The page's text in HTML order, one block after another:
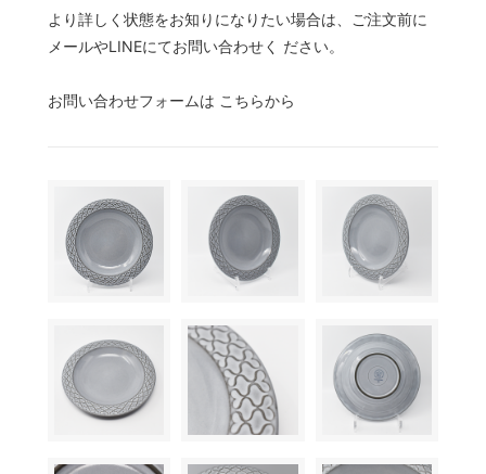
より詳しく状態をお知りになりたい場合は、ご注文前に
メールやLINEにてお問い合わせく ださい。
お問い合わせフォームは こちらから